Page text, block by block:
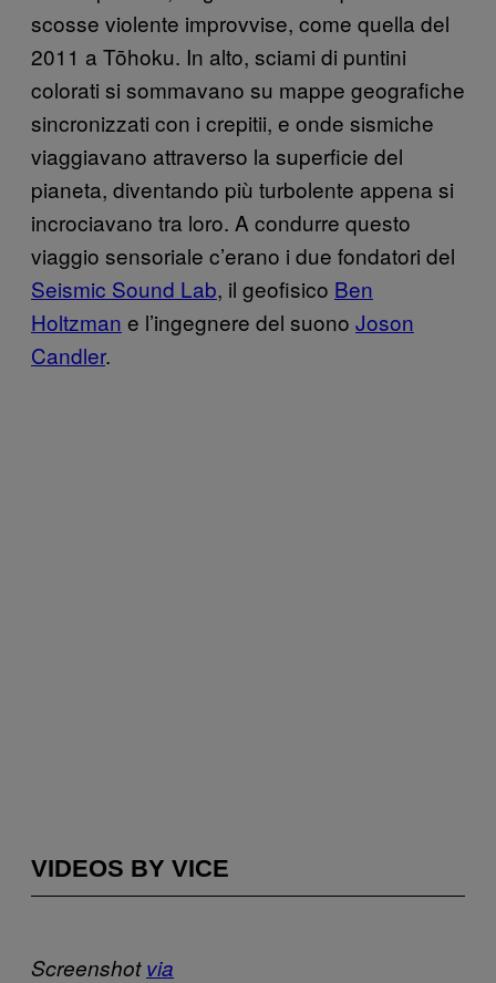
scosse violente improvvise, come quella del
2011 a Tōhoku. In alto, sciami di puntini
colorati si sommavano su mappe geografiche
sincronizzati con i crepitii, e onde sismiche
viaggiavano attraverso la superficie del
pianeta, diventando più turbolente appena si
incrociavano tra loro. A condurre questo
viaggio sensoriale c’erano i due fondatori del
Seismic Sound Lab, il geofisico Ben
Holtzman e l’ingegnere del suono Joson
Candler.
VIDEOS BY VICE
Screenshotvia